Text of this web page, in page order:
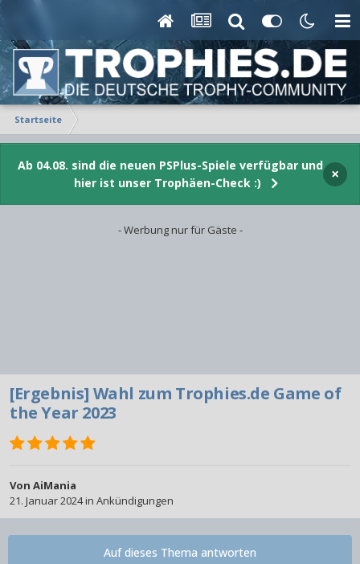
Startseite
Ab 04.08. sind die neuen PSPlus-Spiele verfügbar und
hier ist unser Trophäen-Check :)
×
- Werbung nur für Gäste -
[Ergebnis] Wahl zum Trophies.de Game of
the Year 2023
Von AiMania
21. Januar 2024in Ankündigungen
Auf dieses Thema antworten